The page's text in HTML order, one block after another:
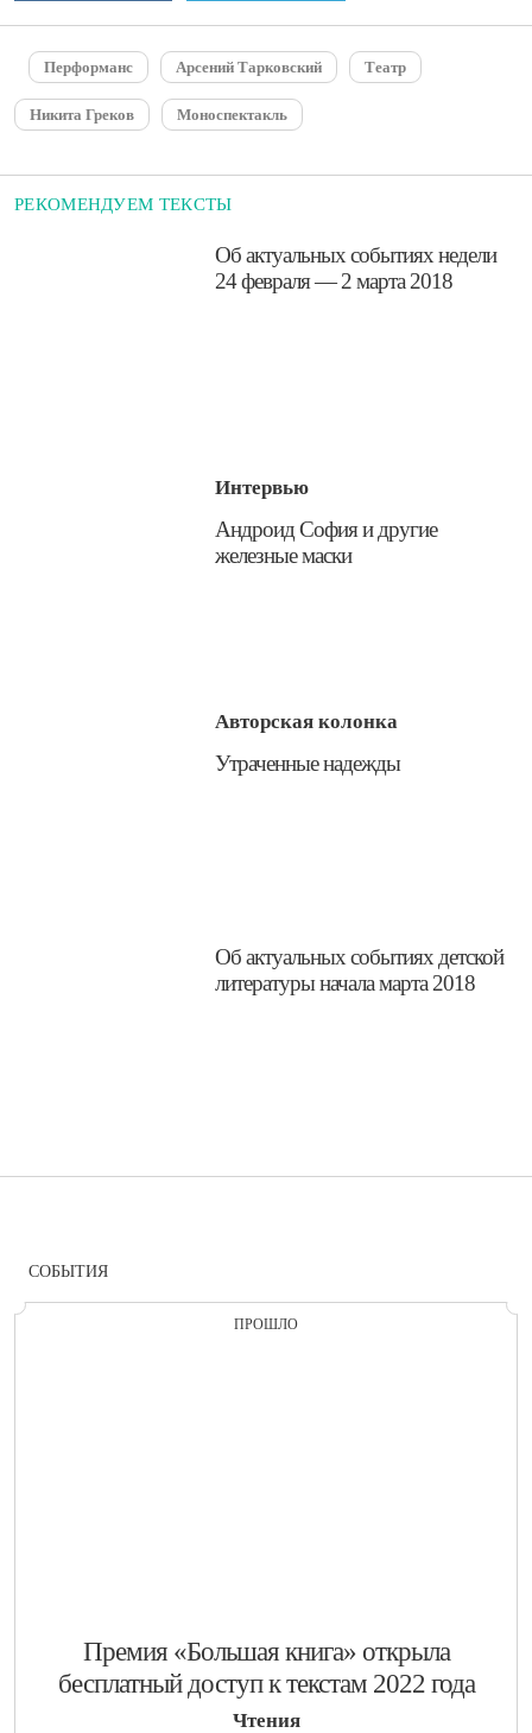
Перформанс Арсений Тарковский Театр
Никита Греков Моноспектакль
РЕКОМЕНДУЕМ ТЕКСТЫ
​Об актуальных событиях недели
24 февраля — 2 марта 2018
Интервью
​Андроид София и другие
железные маски
Авторская колонка
​Утраченные надежды
​Об актуальных событиях детской
литературы начала марта 2018
СОБЫТИЯ
ПРОШЛО
​Премия «Большая книга» открыла
бесплатный доступ к текстам 2022 года
Чтения